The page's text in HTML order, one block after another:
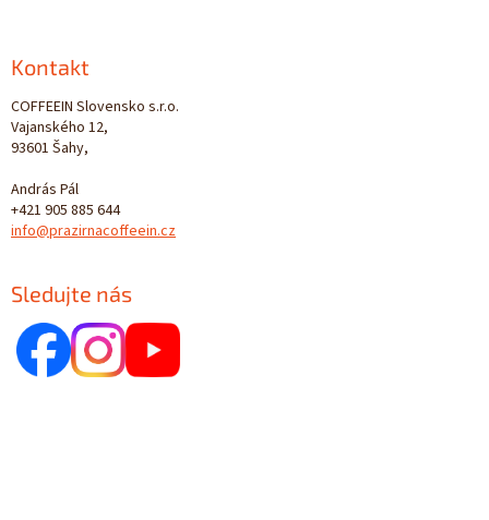
Kontakt
COFFEEIN Slovensko s.r.o.
Vajanského 12,
93601 Šahy,
András Pál
+421 905 885 644
info@prazirnacoffeein.cz
Sledujte nás